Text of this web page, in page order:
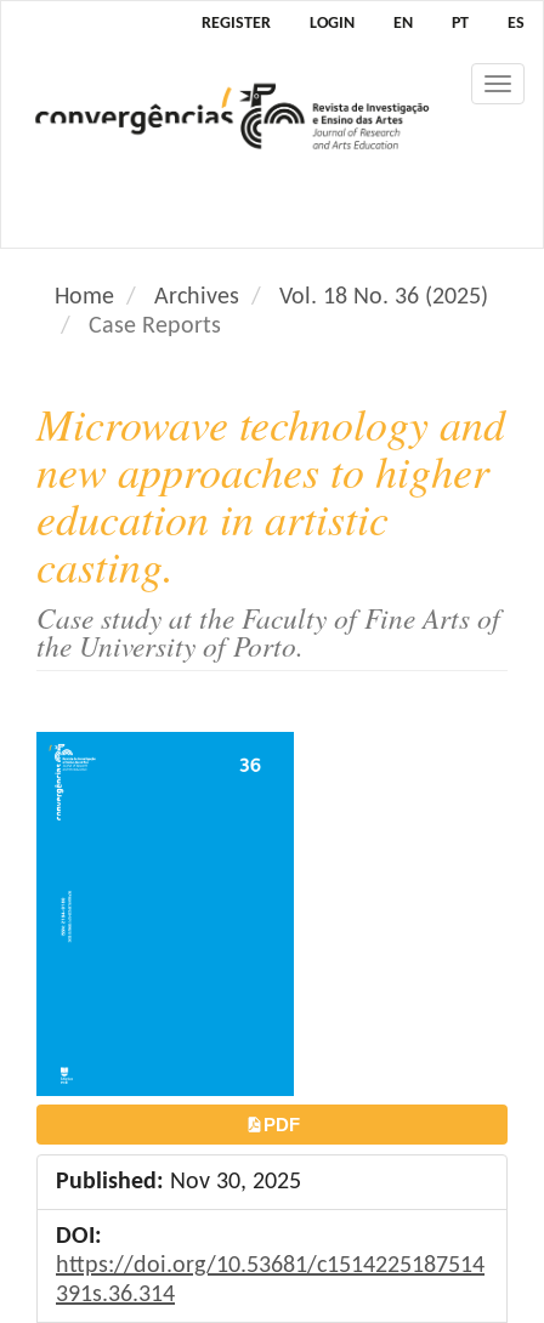
N
g
M
i
C
o
t
e
S
d
REGISTER LOGIN EN PT ES
Home Archives
Vol. 18 No. 36 (2025)
Case Reports
Microwave technology and
new approaches to higher
education in artistic
casting.
Case study at the Faculty of Fine Arts of
the University of Porto.
Article
Sidebar
PDF
Published: Nov 30, 2025
DOI:
https://doi.org/10.53681/c1514225187514
391s.36.314